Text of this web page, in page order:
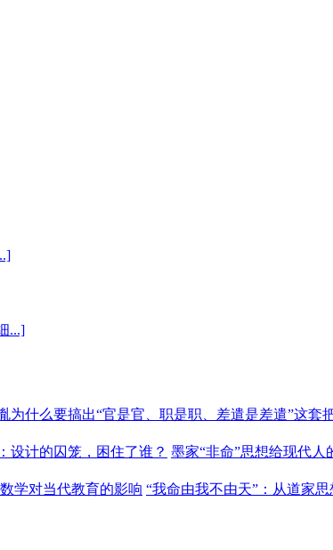
...]
为什么要搞出“官是官、职是职、差遣是差遣”这套
设计的囚笼，困住了谁？ 墨家“非命”思想给现代人
学对当代教育的影响 “我命由我不由天”：从道家